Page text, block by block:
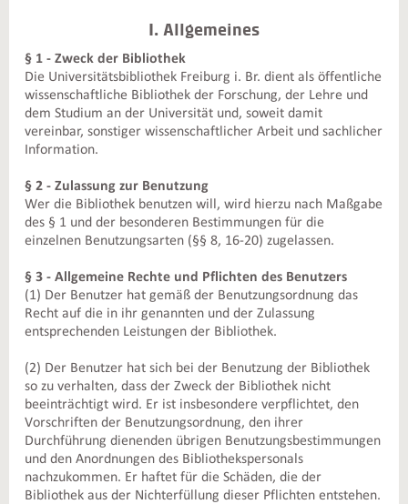
I. Allgemeines
§ 1 - Zweck der Bibliothek
Die Universitätsbibliothek Freiburg i. Br. dient als öffentliche
wissenschaftliche Bibliothek der Forschung, der Lehre und
dem Studium an der Universität und, soweit damit
vereinbar, sonstiger wissenschaftlicher Arbeit und sachlicher
Information.
§ 2 - Zulassung zur Benutzung
Wer die Bibliothek benutzen will, wird hierzu nach Maßgabe
des § 1 und der besonderen Bestimmungen für die
einzelnen Benutzungsarten (§§ 8, 16-20) zugelassen.
§ 3 - Allgemeine Rechte und Pflichten des Benutzers
(1) Der Benutzer hat gemäß der Benutzungsordnung das
Recht auf die in ihr genannten und der Zulassung
entsprechenden Leistungen der Bibliothek.
(2) Der Benutzer hat sich bei der Benutzung der Bibliothek
so zu verhalten, dass der Zweck der Bibliothek nicht
beeinträchtigt wird. Er ist insbesondere verpflichtet, den
Vorschriften der Benutzungsordnung, den ihrer
Durchführung dienenden übrigen Benutzungsbestimmungen
und den Anordnungen des Bibliothekspersonals
nachzukommen. Er haftet für die Schäden, die der
Bibliothek aus der Nichterfüllung dieser Pflichten entstehen.